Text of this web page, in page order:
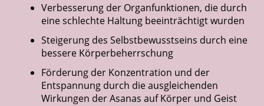
Verbesserung der Organfunktionen, die durch
eine schlechte Haltung beeinträchtigt wurden
Steigerung des Selbstbewusstseins durch eine
bessere Körperbeherrschung
Förderung der Konzentration und der
Entspannung durch die ausgleichenden
Wirkungen der Asanas auf Körper und Geist